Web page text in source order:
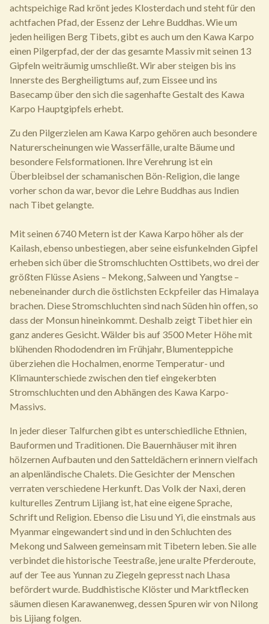
achtspeichige Rad krönt jedes Klosterdach und steht für den
achtfachen Pfad, der Essenz der Lehre Buddhas. Wie um
jeden heiligen Berg Tibets, gibt es auch um den Kawa Karpo
einen Pilgerpfad, der der das gesamte Massiv mit seinen 13
Gipfeln weiträumig umschließt. Wir aber steigen bis ins
Innerste des Bergheiligtums auf, zum Eissee und ins
Basecamp über den sich die sagenhafte Gestalt des Kawa
Karpo Hauptgipfels erhebt.
Zu den Pilgerzielen am Kawa Karpo gehören auch besondere
Naturerscheinungen wie Wasserfälle, uralte Bäume und
besondere Felsformationen. Ihre Verehrung ist ein
Überbleibsel der schamanischen Bön-Religion, die lange
vorher schon da war, bevor die Lehre Buddhas aus Indien
nach Tibet gelangte.
Mit seinen 6740 Metern ist der Kawa Karpo höher als der
Kailash, ebenso unbestiegen, aber seine eisfunkelnden Gipfel
erheben sich über die Stromschluchten Osttibets, wo drei der
größten Flüsse Asiens – Mekong, Salween und Yangtse –
nebeneinander durch die östlichsten Eckpfeiler das Himalaya
brachen. Diese Stromschluchten sind nach Süden hin offen, so
dass der Monsun hineinkommt. Deshalb zeigt Tibet hier ein
ganz anderes Gesicht. Wälder bis auf 3500 Meter Höhe mit
blühenden Rhododendren im Frühjahr, Blumenteppiche
überziehen die Hochalmen, enorme Temperatur- und
Klimaunterschiede zwischen den tief eingekerbten
Stromschluchten und den Abhängen des Kawa Karpo-
Massivs.
In jeder dieser Talfurchen gibt es unterschiedliche Ethnien,
Bauformen und Traditionen. Die Bauernhäuser mit ihren
hölzernen Aufbauten und den Satteldächern erinnern vielfach
an alpenländische Chalets. Die Gesichter der Menschen
verraten verschiedene Herkunft. Das Volk der Naxi, deren
kulturelles Zentrum Lijiang ist, hat eine eigene Sprache,
Schrift und Religion. Ebenso die Lisu und Yi, die einstmals aus
Myanmar eingewandert sind und in den Schluchten des
Mekong und Salween gemeinsam mit Tibetern leben. Sie alle
verbindet die historische Teestraße, jene uralte Pferderoute,
auf der Tee aus Yunnan zu Ziegeln gepresst nach Lhasa
befördert wurde. Buddhistische Klöster und Marktflecken
säumen diesen Karawanenweg, dessen Spuren wir von Nilong
bis Lijiang folgen.